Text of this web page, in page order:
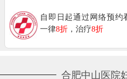
自即日起通过网络预约
一律8折，治疗8折
合肥中山医院